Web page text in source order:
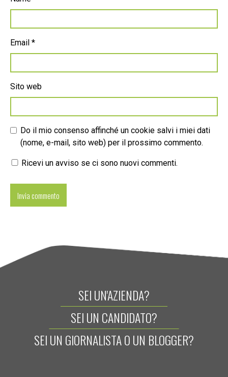
Email *
Sito web
Do il mio consenso affinché un cookie salvi i miei dati
(nome, e-mail, sito web) per il prossimo commento.
Ricevi un avviso se ci sono nuovi commenti.
SEI UN'AZIENDA?
SEI UN CANDIDATO?
SEI UN GIORNALISTA O UN BLOGGER?